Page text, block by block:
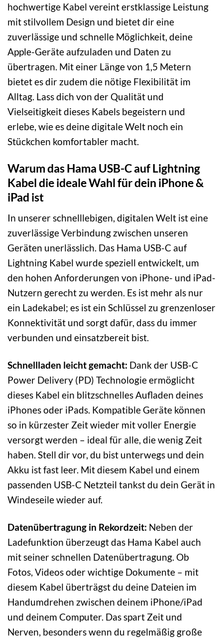
hochwertige Kabel vereint erstklassige Leistung
mit stilvollem Design und bietet dir eine
zuverlässige und schnelle Möglichkeit, deine
Apple-Geräte aufzuladen und Daten zu
übertragen. Mit einer Länge von 1,5 Metern
bietet es dir zudem die nötige Flexibilität im
Alltag. Lass dich von der Qualität und
Vielseitigkeit dieses Kabels begeistern und
erlebe, wie es deine digitale Welt noch ein
Stückchen komfortabler macht.
Warum das Hama USB-C auf Lightning
Kabel die ideale Wahl für dein iPhone &
iPad ist
In unserer schnelllebigen, digitalen Welt ist eine
zuverlässige Verbindung zwischen unseren
Geräten unerlässlich. Das Hama USB-C auf
Lightning Kabel wurde speziell entwickelt, um
den hohen Anforderungen von iPhone- und iPad-
Nutzern gerecht zu werden. Es ist mehr als nur
ein Ladekabel; es ist ein Schlüssel zu grenzenloser
Konnektivität und sorgt dafür, dass du immer
verbunden und einsatzbereit bist.
Schnellladen leicht gemacht: Dank der USB-C
Power Delivery (PD) Technologie ermöglicht
dieses Kabel ein blitzschnelles Aufladen deines
iPhones oder iPads. Kompatible Geräte können
so in kürzester Zeit wieder mit voller Energie
versorgt werden – ideal für alle, die wenig Zeit
haben. Stell dir vor, du bist unterwegs und dein
Akku ist fast leer. Mit diesem Kabel und einem
passenden USB-C Netzteil tankst du dein Gerät in
Windeseile wieder auf.
Datenübertragung in Rekordzeit: Neben der
Ladefunktion überzeugt das Hama Kabel auch
mit seiner schnellen Datenübertragung. Ob
Fotos, Videos oder wichtige Dokumente – mit
diesem Kabel überträgst du deine Dateien im
Handumdrehen zwischen deinem iPhone/iPad
und deinem Computer. Das spart Zeit und
Nerven, besonders wenn du regelmäßig große